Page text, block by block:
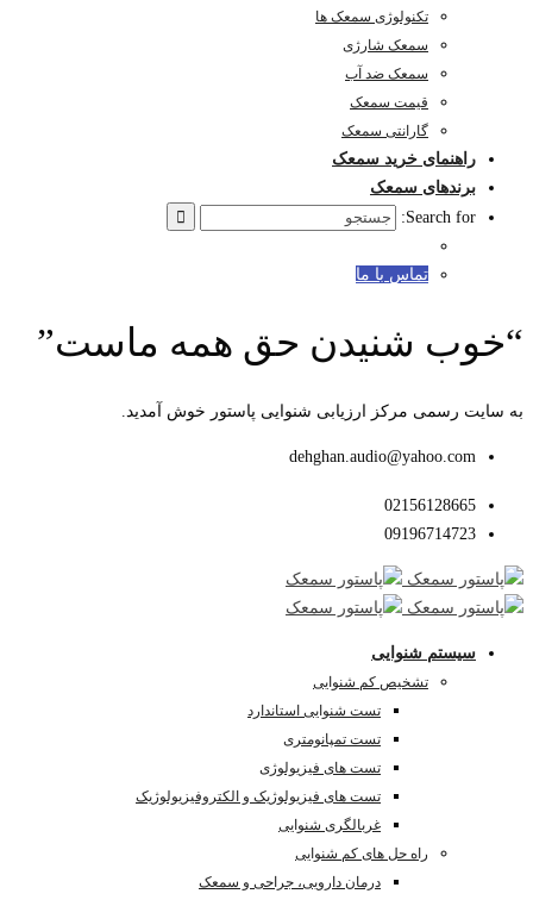
تکنولوژی سمعک ها
سمعک شارژی
سمعک ضد آب
قیمت سمعک
گارانتی سمعک
راهنمای خرید سمعک
برندهای سمعک
Search for:
تماس با ما
“خوب شنیدن حق همه ماست”
به سایت رسمی مرکز ارزیابی شنوایی پاستور خوش آمدید.
dehghan.audio@yahoo.com
02156128665
09196714723
سیستم شنوایی
تشخیص کم شنوایی
تست شنوایی استاندارد
تست تمپانومتری
تست های فیزیولوژی
تست های فیزیولوژیک و الکتروفیزیولوژیک
غربالگری شنوایی
راه حل های کم شنوایی
درمان دارویی، جراحی و سمعک